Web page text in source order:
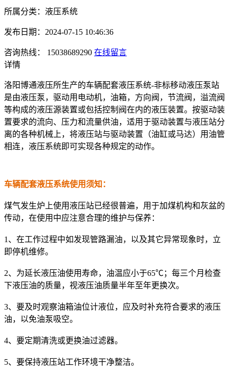
所属分类：液压系统
发布日期：2024-07-15 10:46:36
咨询热线： 15038689290 在线留言
详情
洛阳博通液压所生产的车辆配套液压系统-非标移动液压泵站
是由液压泵，驱动用电动机，油箱，方向阀，节流阀，溢流阀
等构成的液压源装置或包括控制阀在内的液压装置。按驱动装
置要求的流向、压力和流量供油，适用于驱动装置与液压站分
离的各种机械上，将液压站与驱动装置（油缸或马达）用油管
相连，液压系统即可实现各种规定的动作。
车辆配套液压系统使用须知：
煤气发生炉上使用液压站已经很普遍，用于加煤机构和灰盆的
传动，在使用中应注意合理的维护与保养：
1、在工作过程中如发现管路漏油，以及其它异常现象时，立
即停机维修。
2、为延长液压油使用寿命，油温应小于65℃；每三个月检查
下液压油的质量，视液压油质量半年至年更换次。
3、要及时观察油箱油位计液位，应及时补充符合要求的液压
油，以免油泵吸空。
4、要定期清洗或更换油过滤器。
5、要保持液压站工作环境干净整洁。